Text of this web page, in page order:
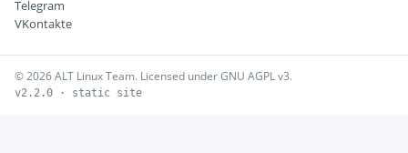
Telegram
VKontakte
© 2026 ALT Linux Team. Licensed under GNU AGPL v3.
v2.2.0 · static site